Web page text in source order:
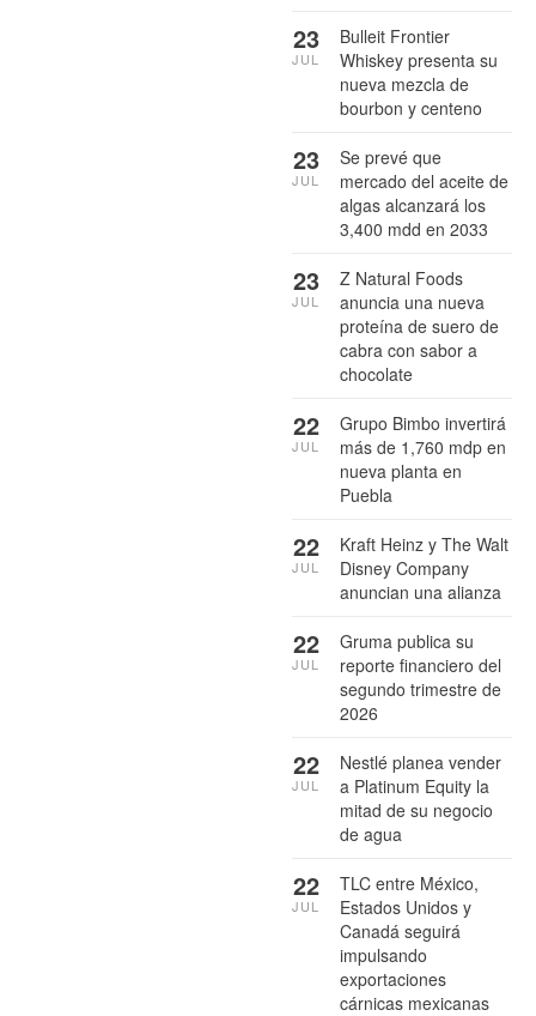
Bulleit Frontier
Whiskey presenta su
nueva mezcla de
bourbon y centeno
23
JUL
Se prevé que
mercado del aceite de
algas alcanzará los
3,400 mdd en 2033
23
JUL
Z Natural Foods
anuncia una nueva
proteína de suero de
cabra con sabor a
chocolate
23
JUL
Grupo Bimbo invertirá
más de 1,760 mdp en
nueva planta en
Puebla
22
JUL
Kraft Heinz y The Walt
Disney Company
anuncian una alianza
22
JUL
Gruma publica su
reporte financiero del
segundo trimestre de
2026
22
JUL
Nestlé planea vender
a Platinum Equity la
mitad de su negocio
de agua
22
JUL
TLC entre México,
Estados Unidos y
Canadá seguirá
impulsando
exportaciones
cárnicas mexicanas
22
JUL